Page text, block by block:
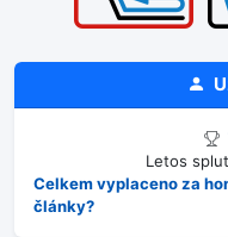
Letos
Celkem vyplaceno za
články?